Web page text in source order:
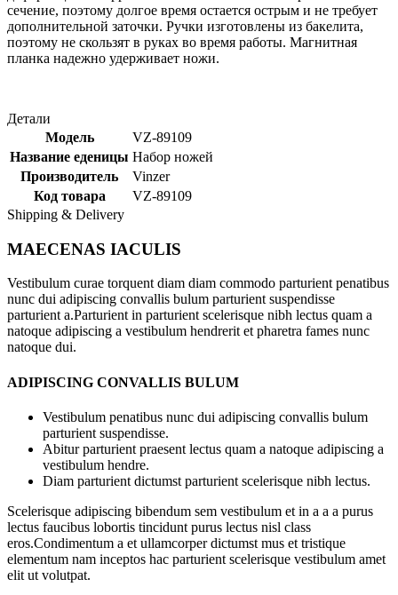
сечение, поэтому долгое время остается острым и не требует
дополнительной заточки. Ручки изготовлены из бакелита,
поэтому не скользят в руках во время работы. Магнитная
планка надежно удерживает ножи.
Детали
Модель
VZ-89109
Название еденицы Набор ножей
Производитель
Vinzer
Код товара
VZ-89109
Shipping & Delivery
MAECENAS IACULIS
Vestibulum curae torquent diam diam commodo parturient penatibus
nunc dui adipiscing convallis bulum parturient suspendisse
parturient a.Parturient in parturient scelerisque nibh lectus quam a
natoque adipiscing a vestibulum hendrerit et pharetra fames nunc
natoque dui.
ADIPISCING CONVALLIS BULUM
Vestibulum penatibus nunc dui adipiscing convallis bulum
parturient suspendisse.
Abitur parturient praesent lectus quam a natoque adipiscing a
vestibulum hendre.
Diam parturient dictumst parturient scelerisque nibh lectus.
Scelerisque adipiscing bibendum sem vestibulum et in a a a purus
lectus faucibus lobortis tincidunt purus lectus nisl class
eros.Condimentum a et ullamcorper dictumst mus et tristique
elementum nam inceptos hac parturient scelerisque vestibulum amet
elit ut volutpat.